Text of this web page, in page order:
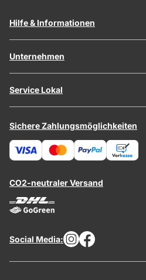
Hilfe & Informationen
Unternehmen
Service Lokal
Sichere Zahlungsmöglichkeiten
CO2-neutraler Versand
Social Media: